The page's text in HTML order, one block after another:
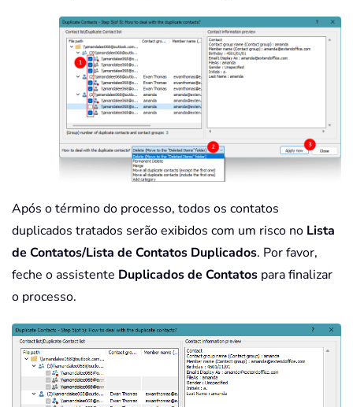
Após o término do processo, todos os contatos
duplicados tratados serão exibidos com um risco no Lista
de Contatos/Lista de Contatos Duplicados. Por favor,
feche o assistente Duplicados de Contatos para finalizar
o processo.